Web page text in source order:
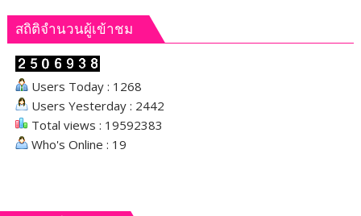
สถิติจำนวนผู้เข้าชม
Users Today : 1268
Users Yesterday : 2442
Total views : 19592383
Who's Online : 19